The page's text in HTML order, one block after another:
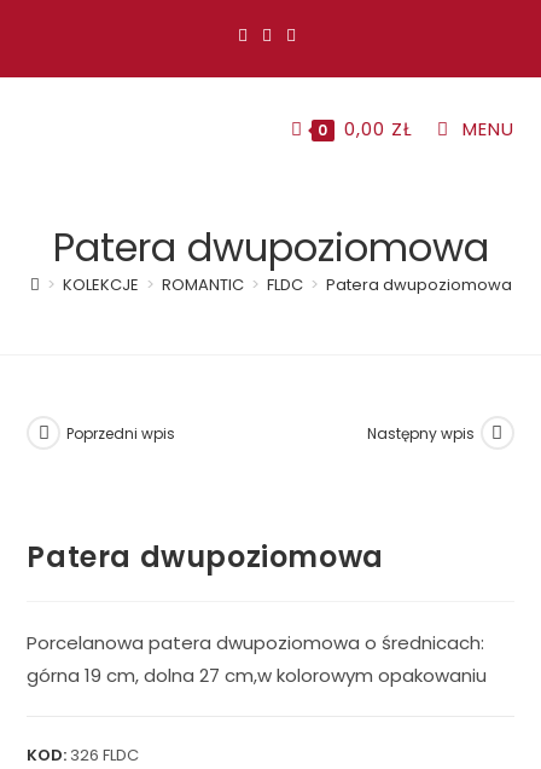
0 0,00 ZŁ MENU
Patera dwupoziomowa
> KOLEKCJE > ROMANTIC > FLDC > Patera dwupoziomowa
Poprzedni wpis Następny wpis
Patera dwupoziomowa
Porcelanowa patera dwupoziomowa o średnicach:
górna 19 cm, dolna 27 cm,w kolorowym opakowaniu
KOD: 326 FLDC